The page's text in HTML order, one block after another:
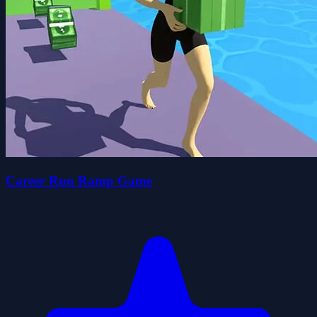
Career Run Ramp Game